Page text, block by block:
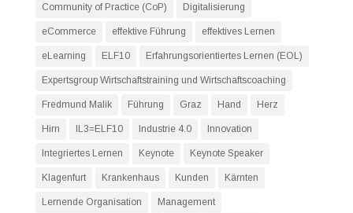
Community of Practice (CoP) Digitalisierung
eCommerce effektive Führung effektives Lernen
eLearning ELF10 Erfahrungsorientiertes Lernen (EOL)
Expertsgroup Wirtschaftstraining und Wirtschaftscoaching
Fredmund Malik Führung Graz Hand Herz
Hirn IL3=ELF10 Industrie 4.0 Innovation
Integriertes Lernen Keynote Keynote Speaker
Klagenfurt Krankenhaus Kunden Kärnten
Lernende Organisation Management